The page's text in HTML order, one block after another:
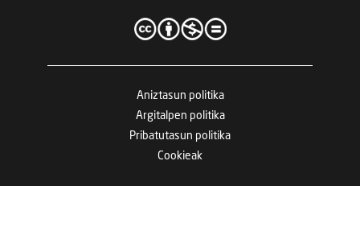
Aniztasun politika
Argitalpen politika
Pribatutasun politika
Cookieak